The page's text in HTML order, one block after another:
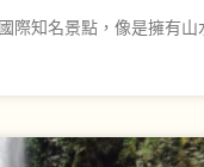
際知名景點，像是擁有山